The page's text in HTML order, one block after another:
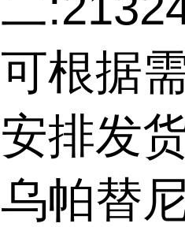
可根据
安排发
乌帕替